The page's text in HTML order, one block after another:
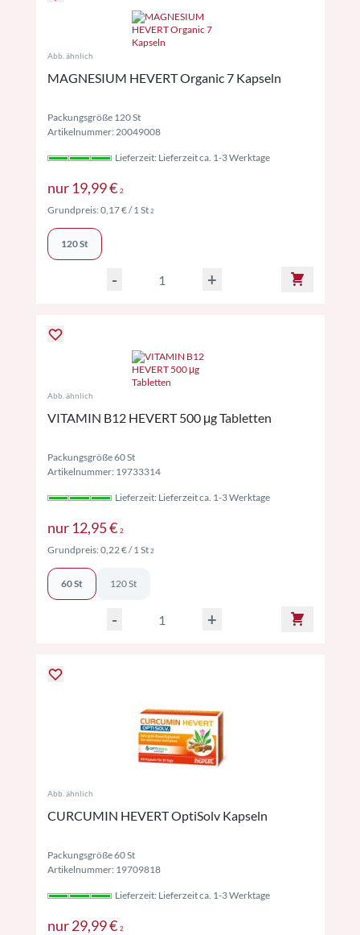
Abb. ähnlich
MAGNESIUM HEVERT Organic 7 Kapseln
Packungsgröße 120 St
Artikelnummer: 20049008
Lieferzeit: Lieferzeit ca. 1-3 Werktage
nur 19,99 € 2Preise inkl. MwSt. ggf. zzgl. Versand
Grundpreis:0,17 €/ 1 St 2Preise inkl. MwSt. ggf. zzgl. Versand
120 St
- +
Abb. ähnlich
VITAMIN B12 HEVERT 500 μg Tabletten
Packungsgröße 60 St
Artikelnummer: 19733314
Lieferzeit: Lieferzeit ca. 1-3 Werktage
nur 12,95 € 2Preise inkl. MwSt. ggf. zzgl. Versand
Grundpreis:0,22 €/ 1 St 2Preise inkl. MwSt. ggf. zzgl. Versand
60 St 120 St
- +
Abb. ähnlich
CURCUMIN HEVERT OptiSolv Kapseln
Packungsgröße 60 St
Artikelnummer: 19709818
Lieferzeit: Lieferzeit ca. 1-3 Werktage
nur29,99 € 2Preise inkl. MwSt. ggf. zzgl. Versand